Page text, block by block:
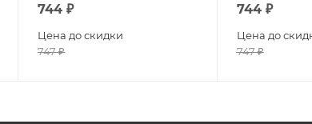
744 ₽
Цена до скидки
747₽
744₽
Цена до
747₽